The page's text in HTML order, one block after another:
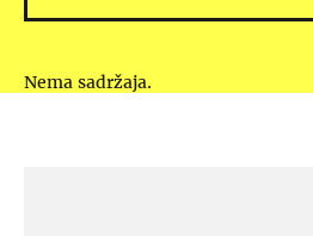
Nema sadržaja.